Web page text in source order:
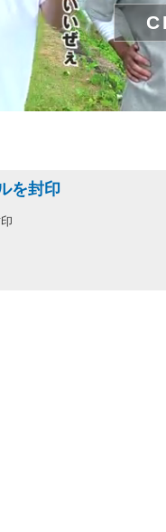
を封印